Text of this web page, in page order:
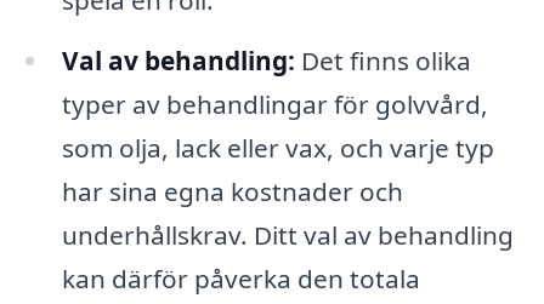
Val av behandling: Det finns olika
typer av behandlingar för golvvård,
som olja, lack eller vax, och varje typ
har sina egna kostnader och
underhållskrav. Ditt val av behandling
kan därför påverka den totala